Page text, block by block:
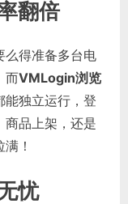
翻倍
么得准备多台电
而VMLogin浏览
能独立运行，登
商品上架，还是
！
忧